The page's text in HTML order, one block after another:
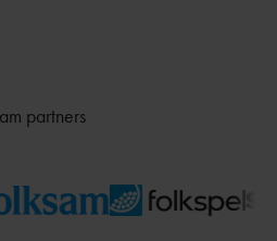
partners